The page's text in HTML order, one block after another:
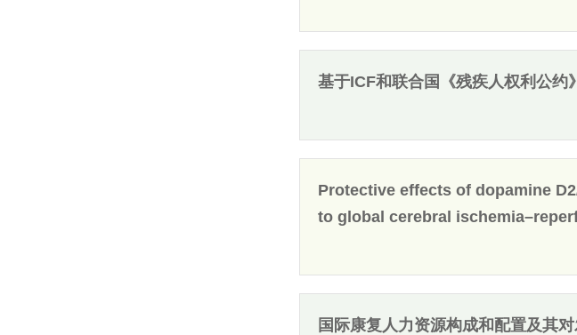
基于ICF和联合国《残疾人权利公
Protective effects of dopamine
to global cerebral
国际康复人力资源构成和配置及其